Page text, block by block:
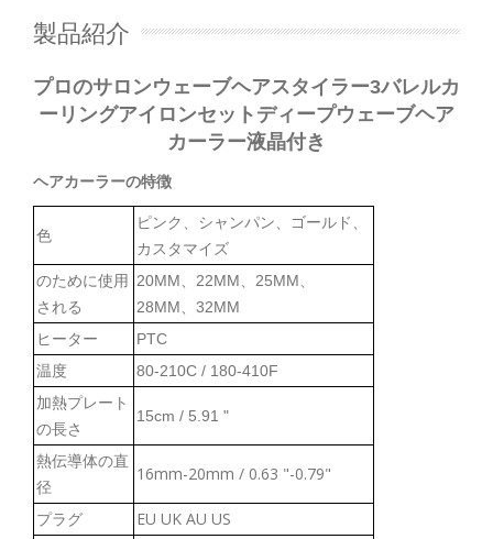
製品紹介
プロのサロンウェーブヘアスタイラー3バレルカ
ーリングアイロンセットディープウェーブヘア
カーラー液晶付き
ヘアカーラーの特徴
色
ピンク、シャンパン、ゴールド、
カスタマイズ
のために使用
される
20MM、22MM、25MM、
28MM、32MM
ヒーター
PTC
温度
80-210C / 180-410F
加熱プレート
の長さ
15cm / 5.91 "
熱伝導体の直
径
16mm-20mm / 0.63 "-0.79"
プラグ
EU UK AU US